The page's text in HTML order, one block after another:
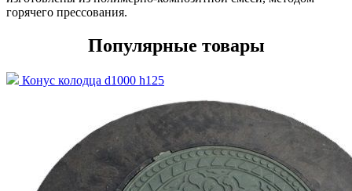
горячего прессования.
Популярные товары
Конус колодца d1000 h125